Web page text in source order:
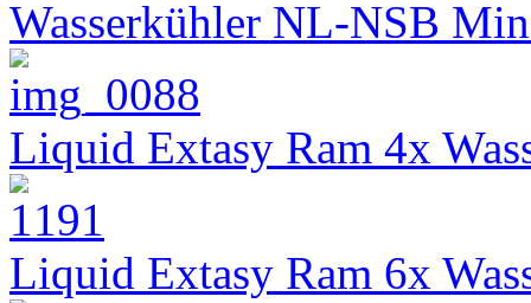
Wasserkühler NL-NSB
Liquid Extasy Ram 4x
Liquid Extasy Ram 6x